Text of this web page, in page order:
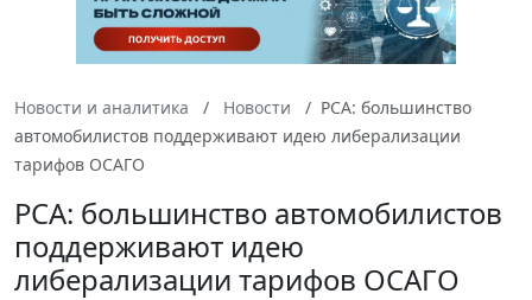
Новости и аналитика Новости
РСА: большинство
автомобилистов поддерживают идею либерализации
тарифов ОСАГО
РСА: большинство автомобилистов
поддерживают идею
либерализации тарифов ОСАГО